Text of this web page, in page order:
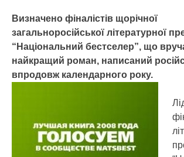
Визначено фіналістів щорічної
загальноросійської літературної
“Національний бестселер”, що
найкращий роман, написаний
впродовж календарного року.